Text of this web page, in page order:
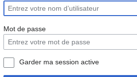
la
navigation
la
recherche
Mot de passe
Garder ma session active